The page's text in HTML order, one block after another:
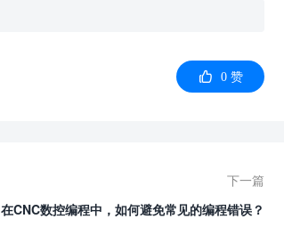
 0 赞
下一篇
在CNC数控编程中，如何避免常见的编程错误？